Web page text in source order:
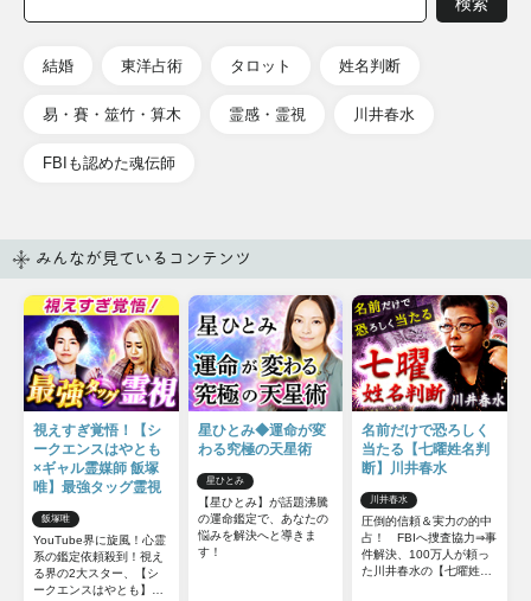
結婚 東洋占術 タロット 姓名判断
易・賽・筮竹・算木 霊感・霊視 川井春水
FBIも認めた魂伝師
みんなが見ているコンテンツ
視えすぎ覚悟！【シ
ークエンスはやとも
×ギャル霊媒師 飯塚
唯】最強タッグ霊視
飯塚唯
YouTube界に旋風！心霊
系の鑑定依頼殺到！視え
る界の2大スター、【シ
ークエンスはやとも】
星ひとみ◆運命が変
わる究極の天星術
星ひとみ
【星ひとみ】が話題沸騰
の運命鑑定で、あなたの
悩みを解決へと導きま
す！
名前だけで恐ろしく
当たる【七曜姓名判
断】川井春水
川井春水
圧倒的信頼＆実力の的中
占！ FBIへ捜査協力⇒事
件解決、100万人が頼っ
た川井春水の【七曜姓名